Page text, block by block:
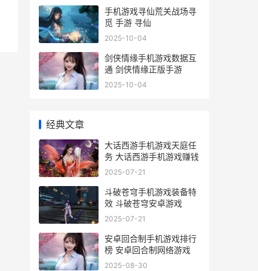
手机游戏寻仙荒关战场寻
觅 手游 寻仙
2025-10-04
剑侠情缘手机游戏数据互
通 剑侠情缘正版手游
2025-10-04
经典文章
大话西游手机游戏天庭任
务 大话西游手机游戏赚钱
2025-07-21
斗破苍穹手机游戏装备特
效 斗破苍穹安卓游戏
2025-07-21
安卓回合制手机游戏排行
榜 安卓回合制网络游戏
2025-08-30